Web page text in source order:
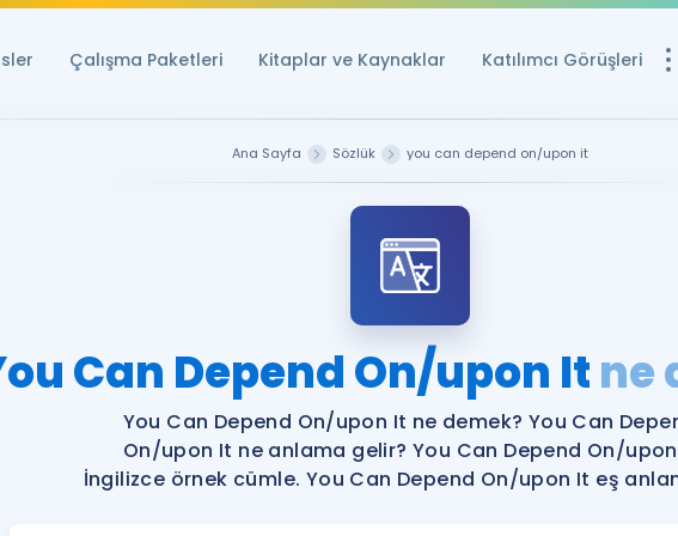
Çalışma Paketleri Kitaplar ve Kaynaklar Katılımcı Görüşleri
Ücretsiz
YDS ve YÖKDİL
YDS ve YÖKDİL
YDS ve YÖKDİL'e
ÖSYM Sınav
Ana Sayfa Sözlük you can depend on/upon it
Can Depend On/upon Itne
You Can Depend On/upon It ne demek? You Can
On/upon It ne anlama gelir? You Can Depend On/
İngilizce örnek cümle. You Can Depend On/upon It eş